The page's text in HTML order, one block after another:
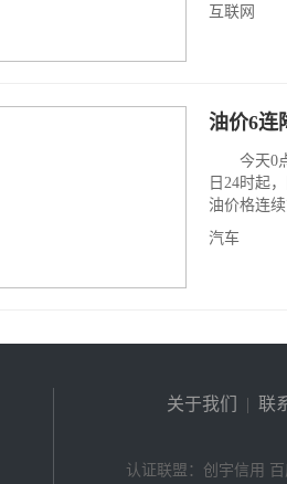
互联网
油价6连
今天0点
日24时起
油价格连
汽车
关于我们 | 联
认证联盟：创宇信用